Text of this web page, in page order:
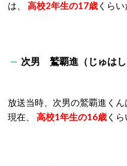
は、 高校2年生の17歳 くら
次男 鷲覇進（じゅは
放送当時、次男の鷲覇進くん
現在、 高校1年生の16歳 く